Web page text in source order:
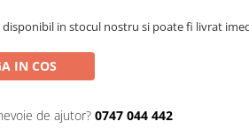
disponibil in stocul nostru si poate fi livrat
IN COS
de ajutor? 0747 044 442